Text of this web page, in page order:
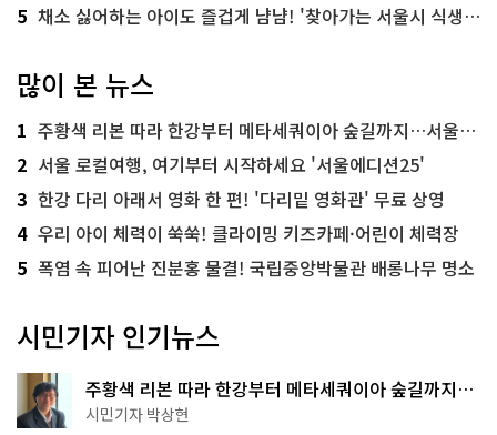
5 채소 싫어하는 아이도 즐겁게 냠냠! '찾아가는 서울시 식생활 교육' 현장
많이 본 뉴스
1 주황색 리본 따라 한강부터 메타세쿼이아 숲길까지…서울둘레길 15코스
2 서울 로컬여행, 여기부터 시작하세요 '서울에디션25'
3 한강 다리 아래서 영화 한 편! '다리밑 영화관' 무료 상영
4 우리 아이 체력이 쑥쑥! 클라이밍 키즈카페·어린이 체력장
5 폭염 속 피어난 진분홍 물결! 국립중앙박물관 배롱나무 명소
시민기자 인기뉴스
주황색 리본 따라 한강부터 메타세쿼이아 숲길까지…
서울둘레길 15코스
시민기자 박상현